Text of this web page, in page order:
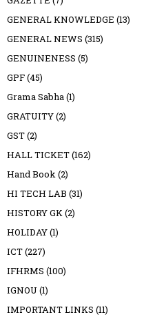
GENERAL KNOWLEDGE (13)
GENERAL NEWS (315)
GENUINENESS (5)
GPF(45)
Grama Sabha(1)
GRATUITY(2)
GST(2)
HALL TICKET(162)
Hand Book(2)
HI TECH LAB (31)
HISTORY GK(2)
HOLIDAY(1)
ICT(227)
IFHRMS (100)
IGNOU (1)
IMPORTANT LINKS (11)